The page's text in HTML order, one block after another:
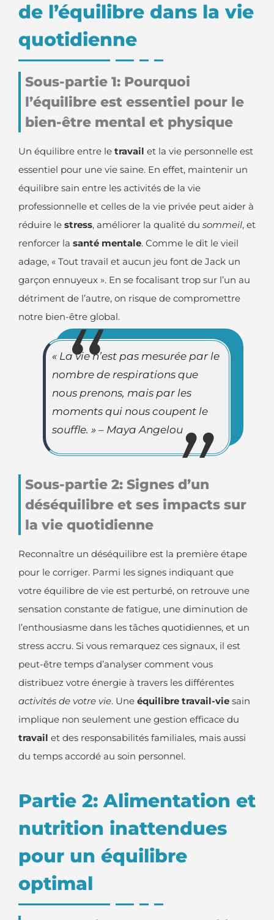
de l’équilibre dans la vie
quotidienne
Sous-partie 1: Pourquoi
l’équilibre est essentiel pour le
bien-être mental et physique
Un équilibre entre le travail et la vie personnelle est
essentiel pour une vie saine. En effet, maintenir un
équilibre sain entre les activités de la vie
professionnelle et celles de la vie privée peut aider à
réduire le stress, améliorer la qualité du sommeil, et
renforcer la santé mentale. Comme le dit le vieil
adage, « Tout travail et aucun jeu font de Jack un
garçon ennuyeux ». En se focalisant trop sur l’un au
détriment de l’autre, on risque de compromettre
notre bien-être global.
« La vie n’est pas mesurée par le
nombre de respirations que
nous prenons, mais par les
moments qui nous coupent le
souffle. » – Maya Angelou
Sous-partie 2: Signes d’un
déséquilibre et ses impacts sur
la vie quotidienne
Reconnaître un déséquilibre est la première étape
pour le corriger. Parmi les signes indiquant que
votre équilibre de vie est perturbé, on retrouve une
sensation constante de fatigue, une diminution de
l’enthousiasme dans les tâches quotidiennes, et un
stress accru. Si vous remarquez ces signaux, il est
peut-être temps d’analyser comment vous
distribuez votre énergie à travers les différentes
activités de votre vie. Une équilibre travail-vie sain
implique non seulement une gestion efficace du
travail et des responsabilités familiales, mais aussi
du temps accordé au soin personnel.
Partie 2: Alimentation et
nutrition inattendues
pour un équilibre
optimal